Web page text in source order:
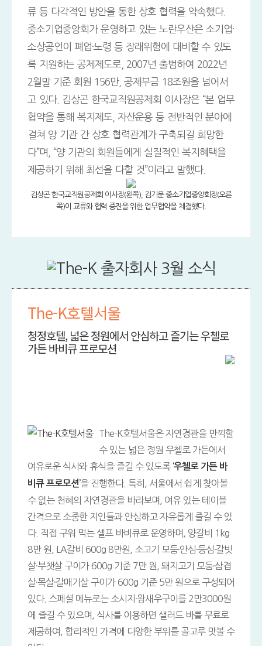
류 등 다각적인 방안을 통한 상호 협력을 약속했다.
중소기업중앙회가 운영하고 있는 노란우산은 소기업·
소상공인이 폐업·노령 등 장래위험에 대비할 수 있도
록 지원하는 공제제도로, 2007년 출범하여 2022년
2월말 기준 회원 156만, 공제부금 18조원을 넘어서
고 있다. 김상곤 한국교직원공제회 이사장은 “본 업무
협약을 통해 복지제도, 자산운용 등 전반적인 분야에
걸쳐 양 기관 간 상호 협력관계가 구축되길 희망한
다”며, “양 기관의 회원들에게 실질적인 복지혜택을
제공하기 위해 최선을 다할 것”이라고 말했다.
김상곤 한국교직원공제회 이사장(왼쪽), 김기문 중소기업중앙회장(오른
쪽)이 교류와 협력 증진을 위한 업무협약을 체결했다.
The-K호텔서울
청정호텔, 넓은 정원에서 안심하고 즐기는 우첼로
가든 바비큐 프로모션
The-K호텔서울은 자연경관을 만끽할
수 있는 넓은 정원 우첼로 가든에서
여유로운 식사와 휴식을 즐길 수 있도록 ‘우첼로 가든 바
비큐 프로모션’을 진행한다. 특히, 서울에서 쉽게 찾아볼
수 없는 천혜의 자연경관을 바라보며, 여유 있는 테이블
간격으로 소중한 지인들과 안심하고 자유롭게 즐길 수 있
다. 직접 구워 먹는 셀프 바비큐로 운영하며, 양갈비 1kg
8만 원, LA갈비 600g 8만원, 소고기 모둠·안심·등심·갈빗
살·부챗살 구이가 600g 기준 7만 원, 돼지고기 모둠·삼겹
살·목살·갈매기살 구이가 600g 기준 5만 원으로 구성되어
있다. 스페셜 메뉴로는 소시지·왕새우구이를 2만3000원
에 즐길 수 있으며, 식사를 이용하면 샐러드 바를 무료로
제공하여, 합리적인 가격에 다양한 부위를 골고루 맛볼 수